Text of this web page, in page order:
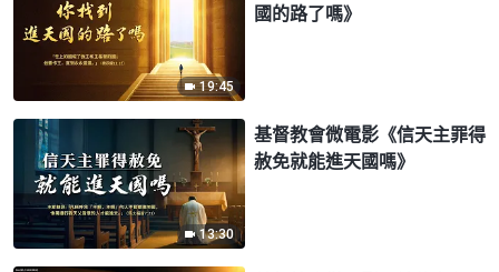
19:45
國的路了嗎》
13:30
基督教會微電影《信天主罪得
赦免就能進天國嗎》